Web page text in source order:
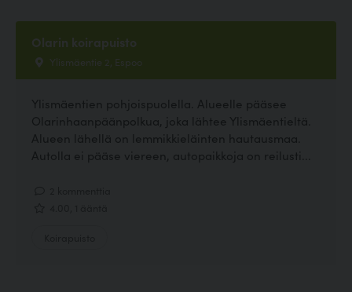
Olarin koirapuisto
Ylismäentie 2, Espoo
Ylismäentien pohjoispuolella. Alueelle pääsee
Olarinhaanpäänpolkua, joka lähtee Ylismäentieltä.
Alueen lähellä on lemmikkieläinten hautausmaa.
Autolla ei pääse viereen, autopaikkoja on reilusti...